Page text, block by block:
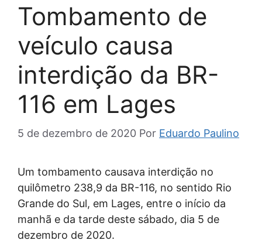
Tombamento de
veículo causa
interdição da BR-
116 em Lages
5 de dezembro de 2020 Por Eduardo Paulino
Um tombamento causava interdição no
quilômetro 238,9 da BR-116, no sentido Rio
Grande do Sul, em Lages, entre o início da
manhã e da tarde deste sábado, dia 5 de
dezembro de 2020.